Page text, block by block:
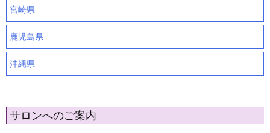
宮崎県
鹿児島県
沖縄県
サロンへのご案内